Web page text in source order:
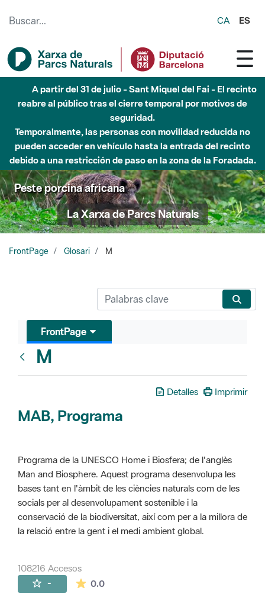
CA ES
A partir del 31 de julio - Sant Miquel del Fai - El recinto
reabre al público tras el cierre temporal por motivos de
seguridad.
Temporalmente, las personas con movilidad reducida no
pueden acceder en vehículo hasta la entrada del recinto
debido a una restricción de paso en la zona de la Foradada.
Peste porcina africana
La Xarxa de Parcs Naturals
FrontPage Glosari M
FrontPage
M
Detalles Imprimir
MAB, Programa
Programa de la UNESCO Home i Biosfera; de l'anglès
Man and Biosphere. Aquest programa desenvolupa les
bases tant en l'àmbit de les ciències naturals com de les
socials per al desenvolupament sostenible i la
conservació de la biodiversitat, així com per a la millora de
la relació entre la gent i el medi ambient global.
108216 Accesos
- 0.0La valoración media es de 0 estrellas de